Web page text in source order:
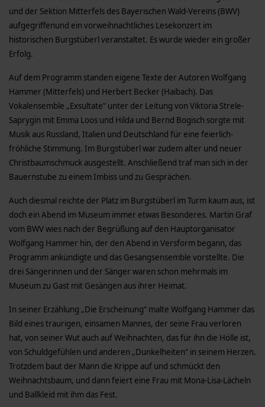
und der Sektion Mitterfels des Bayerischen Wald-Vereins (BWV)
aufgegriffenund ein vorweihnachtliches Lesekonzert im
historischen Burgstüberl veranstaltet. Es wurde wieder ein großer
Erfolg.
Auf dem Programm standen eigene Texte der Autoren Wolfgang
Hammer (Mitterfels) und Herbert Becker (Haibach). Das
Vokalensemble „Exsultate“ unter der Leitung von Viktoria Strele-
Saprygin mit Emma Loos und Hilda und Bernd Bogisch sorgte mit
Musik aus Russland, Italien und Deutschland für eine feierlich-
fröhliche Stimmung. Im Burgstüberl war zudem alter und neuer
Christbaumschmuck ausgestellt. Anschließend traf man sich in der
Bauernstube zu einem Imbiss und zu Gesprächen.
Auch diesmal reichte der Platz im Burgstüberl im Turm kaum aus, ist
doch ein Abend im Museum immer etwas Besonderes. Martin Graf
vom BWV wies nach der Begrüßung auf den Hauptorganisator
Wolfgang Hammer hin, der den Abend in Versform begann, das
Programm ankündigte und das Gesangsensemble vorstellte. Die
drei Sängerinnen und der Sänger waren schon mehrmals im
Museum zu Gast mit Gesängen aus ihrer Heimat.
In seiner Erzählung „Die Erscheinung“ malte Wolfgang Hammer das
Bild eines traurigen, einsamen Mannes, der seine Frau verloren
hat, von seiner Wut auch auf Weihnachten, das für ihn die Hölle ist,
von Schuldgefühlen und anderen „Dunkelheiten“ in seinem Herzen.
Trotzdem baut der Mann die Krippe auf und schmückt den
Weihnachtsbaum, und dann feiert eine Frau mit Mona-Lisa-Lächeln
und Ballkleid mit ihm das Fest.